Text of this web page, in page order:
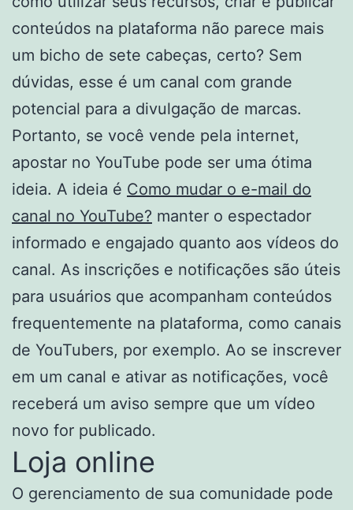
conteúdos na plataforma não parece mais
um bicho de sete cabeças, certo? Sem
dúvidas, esse é um canal com grande
potencial para a divulgação de marcas.
Portanto, se você vende pela internet,
apostar no YouTube pode ser uma ótima
ideia. A ideia é Como mudar o e-mail do
canal no YouTube? manter o espectador
informado e engajado quanto aos vídeos do
canal. As inscrições e notificações são úteis
para usuários que acompanham conteúdos
frequentemente na plataforma, como canais
de YouTubers, por exemplo. Ao se inscrever
em um canal e ativar as notificações, você
receberá um aviso sempre que um vídeo
novo for publicado.
Loja online
O gerenciamento de sua comunidade pode